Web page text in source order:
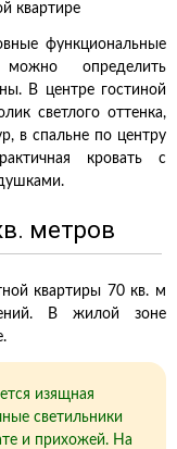
квартире
функциональные
определить
В центре гостиной
светлого оттенка,
в спальне по центру
кровать с
метров
квартиры 70 кв. м
В жилой зоне
изящная
светильники
и прихожей. На